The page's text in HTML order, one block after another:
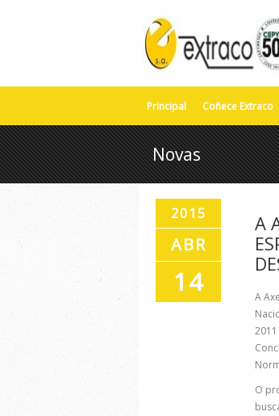
Principal Coñece Extraco
Novas
2015
ABR
14
A
A
O